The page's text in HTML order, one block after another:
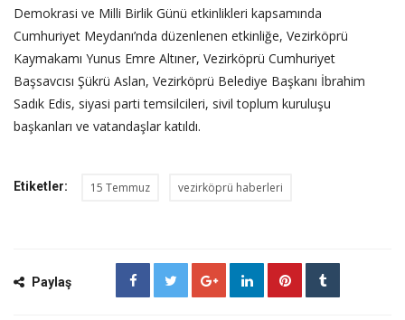
Demokrasi ve Milli Birlik Günü etkinlikleri kapsamında
Cumhuriyet Meydanı’nda düzenlenen etkinliğe, Vezirköprü
Kaymakamı Yunus Emre Altıner, Vezirköprü Cumhuriyet
Başsavcısı Şükrü Aslan, Vezirköprü Belediye Başkanı İbrahim
Sadık Edis, siyasi parti temsilcileri, sivil toplum kuruluşu
başkanları ve vatandaşlar katıldı.
Etiketler: 15 Temmuz vezirköprü haberleri
Paylaş